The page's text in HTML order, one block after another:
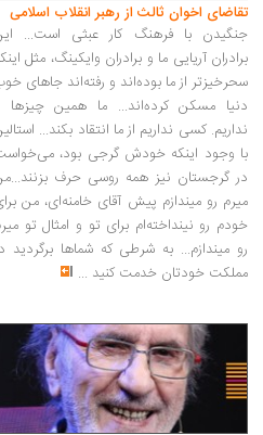
تقاضای اخوان ثالث از رهبر انقلاب اسلامی
جنگیدن با فرهنگ کار عبثی است...
برادران آریایی ما و برادران وایکینگ، مثل
سحرخیزتر از ما بوده‌اند و رفته‌اند جاهای
دنیا مسکن کرده‌اند... ما همین چیزها
نداریم. کسی نداریم از ما انتقاد بکند...
با وجود اینکه خودش گرجی بود،
در گرجستان نیز همه روسی حرف
میرم رو میندازم پیش آقای خامنه‌ای، من
خودم رو نینداخته‌ام برای تو و امثال تو
رو میندازم... به شرطی که شماها برگردید
مملکت خودتان خدمت کنید ...